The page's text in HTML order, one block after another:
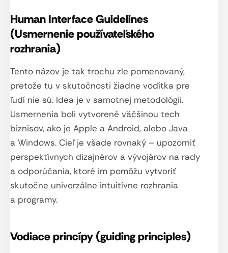
Human Interface Guidelines
(Usmernenie používateľského
rozhrania)
Tento názov je tak trochu zle pomenovaný,
pretože tu v skutočnosti žiadne vodítka pre
ľudí nie sú. Idea je v samotnej metodológii.
Usmernenia boli vytvorené väčšinou tech
biznisov, ako je Apple a Android, alebo Java
a Windows. Cieľ je všade rovnaký – upozorniť
perspektívnych dizajnérov a vývojárov na rady
a odporúčania, ktoré im pomôžu vytvoriť
skutočne univerzálne intuitívne rozhrania
a programy.
Vodiace princípy (guiding principles)